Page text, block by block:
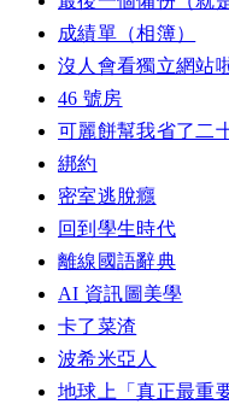
成績單（相簿）
沒人會看獨立網站
46 號房
可麗餅幫我省了二
綁約
密室逃脫癮
回到學生時代
離線國語辭典
AI 資訊圖美學
卡了菜渣
波希米亞人
地球上「真正最重